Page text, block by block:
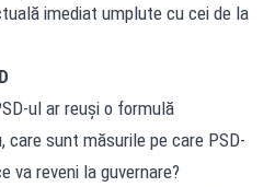
imediat umplute cu cei de la
ul ar reuși o formulă
care sunt măsurile pe care PSD-
va reveni la guvernare?